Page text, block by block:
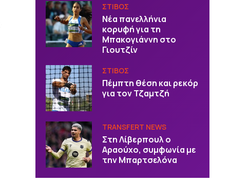
ΣΤΙΒΟΣ
Νέα πανελλήνια
κορυφή για τη
Μπακογιάννη στο
Γιουτζίν
ΣΤΙΒΟΣ
Πέμπτη θέση και ρεκόρ
για τον Τζαμτζή
TRANSFERT NEWS
Στη Λίβερπουλ ο
Αραούχο, συμφωνία με
την Μπαρτσελόνα